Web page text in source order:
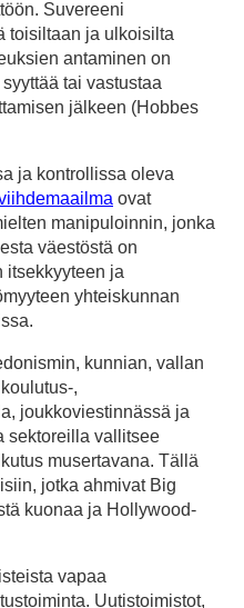
Suvereeni
toisiltaan ja ulkoisilta
antaminen on
tai vastustaa
jälkeen (Hobbes
ja kontrollissa oleva
ovat
manipuloinnin, jonka
väestöstä on
itsekkyyteen ja
yhteiskunnan
kunnian, vallan
,
joukkoviestinnässä ja
sektoreilla vallitsee
musertavana. Tällä
jotka ahmivat Big
kuonaa ja Hollywood-
vapaa
Uutistoimistot,